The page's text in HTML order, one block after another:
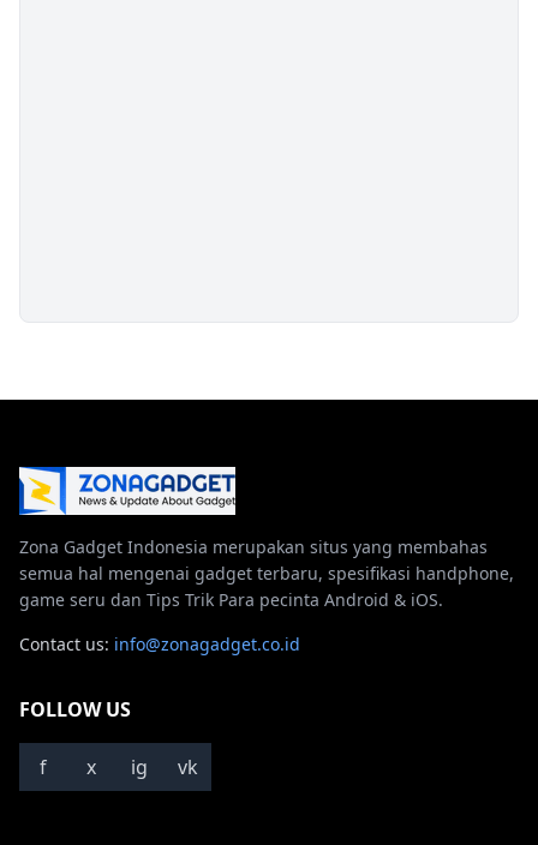
Zona Gadget Indonesia merupakan situs yang membahas
semua hal mengenai gadget terbaru, spesifikasi handphone,
game seru dan Tips Trik Para pecinta Android & iOS.
Contact us: info@zonagadget.co.id
FOLLOW US
f x ig vk